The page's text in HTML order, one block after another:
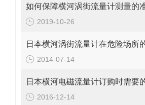
2019-10-26
2014-07-14
2016-12-14